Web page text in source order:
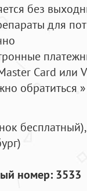
без
для
Card или
обратиться
бесплатный),
номер: 3533